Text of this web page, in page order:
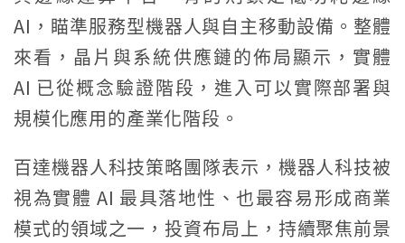
AI，瞄準服務型機器人與自主移動設備。整體
來看，晶片與系統供應鏈的佈局顯示，實體
AI 已從概念驗證階段，進入可以實際部署與
規模化應用的產業化階段。
百達機器人科技策略團隊表示，機器人科技被
視為實體 AI 最具落地性、也最容易形成商業
模式的領域之一，投資布局上，持續聚焦前景